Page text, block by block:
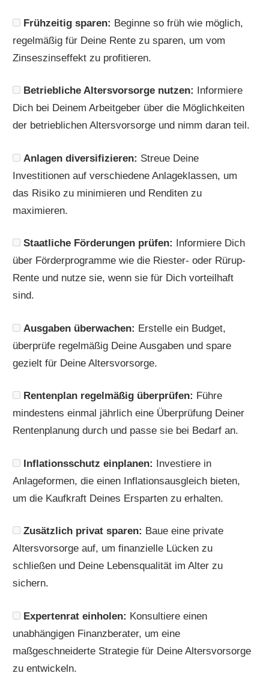
Frühzeitig sparen: Beginne so früh wie möglich,
regelmäßig für Deine Rente zu sparen, um vom
Zinseszinseffekt zu profitieren.
Betriebliche Altersvorsorge nutzen: Informiere
Dich bei Deinem Arbeitgeber über die Möglichkeiten
der betrieblichen Altersvorsorge und nimm daran teil.
Anlagen diversifizieren: Streue Deine
Investitionen auf verschiedene Anlageklassen, um
das Risiko zu minimieren und Renditen zu
maximieren.
Staatliche Förderungen prüfen: Informiere Dich
über Förderprogramme wie die Riester- oder Rürup-
Rente und nutze sie, wenn sie für Dich vorteilhaft
sind.
Ausgaben überwachen: Erstelle ein Budget,
überprüfe regelmäßig Deine Ausgaben und spare
gezielt für Deine Altersvorsorge.
Rentenplan regelmäßig überprüfen: Führe
mindestens einmal jährlich eine Überprüfung Deiner
Rentenplanung durch und passe sie bei Bedarf an.
Inflationsschutz einplanen: Investiere in
Anlageformen, die einen Inflationsausgleich bieten,
um die Kaufkraft Deines Ersparten zu erhalten.
Zusätzlich privat sparen: Baue eine private
Altersvorsorge auf, um finanzielle Lücken zu
schließen und Deine Lebensqualität im Alter zu
sichern.
Expertenrat einholen: Konsultiere einen
unabhängigen Finanzberater, um eine
maßgeschneiderte Strategie für Deine Altersvorsorge
zu entwickeln.